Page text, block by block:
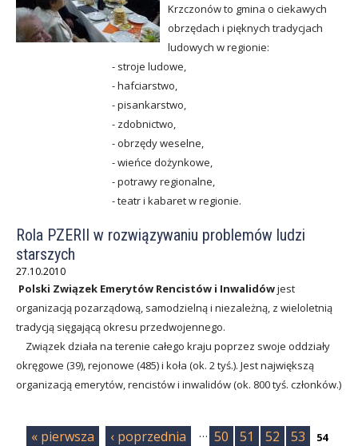
w
Krzczonów to gmina o ciekawych
obrzędach i pięknych tradycjach
ludowych w regionie:
- stroje ludowe,
- hafciarstwo,
- pisankarstwo,
- zdobnictwo,
- obrzędy weselne,
- wieńce dożynkowe,
- potrawy regionalne,
- teatr i kabaret w regionie.
Rola PZERII w rozwiązywaniu problemów ludzi
starszych
27.10.2010
Polski Związek Emerytów Rencistów i Inwalidówjest
organizacją pozarządową, samodzielną i niezależną, z wieloletnią
tradycją sięgającą okresu przedwojennego.
Związek działa na terenie całego kraju poprzez swoje oddziały
okręgowe (39), rejonowe (485) i koła (ok. 2 tyś.). Jest największą
organizacją emerytów, rencistów i inwalidów (ok. 800 tyś. członków.)
« pierwsza ‹ poprzednia … 50 51 52 53 54